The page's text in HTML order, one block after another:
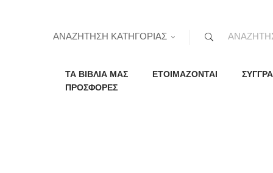
ΑΝΑΖΗΤΗΣΗ ΚΑΤΗΓΟΡΙΑΣ
ΤΑ ΒΙΒΛΙΑ ΜΑΣ ΕΤΟΙΜΑΖΟΝΤΑΙ
ΠΡΟΣΦΟΡΕΣ